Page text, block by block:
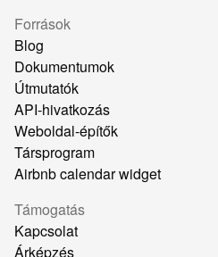
Források
Blog
Dokumentumok
Útmutatók
API-hivatkozás
Weboldal-építők
Társprogram
Airbnb calendar widget
Támogatás
Kapcsolat
Árképzés